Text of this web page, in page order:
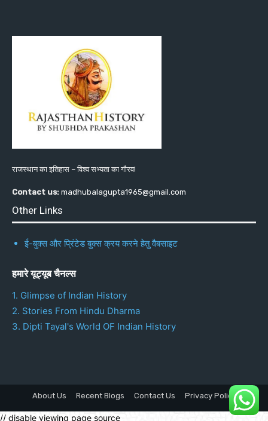
राजस्थान का इतिहास – विश्व सभ्यता का गौरव!
Contact us: madhubalagupta1965@gmail.com
Other Links
ई-बुक्स और प्रिंटेड बुक्स क्रय करने हेतु वैबसाइट
हमारे यूट्यूब चैनल्स
1. Glimpse of Indian History
2. Stories From Hindu Dharma
3. Dipti Tayal's World OF Indian History
About Us Recent Blogs Contact Us Privacy Policy
// disable viewing page source